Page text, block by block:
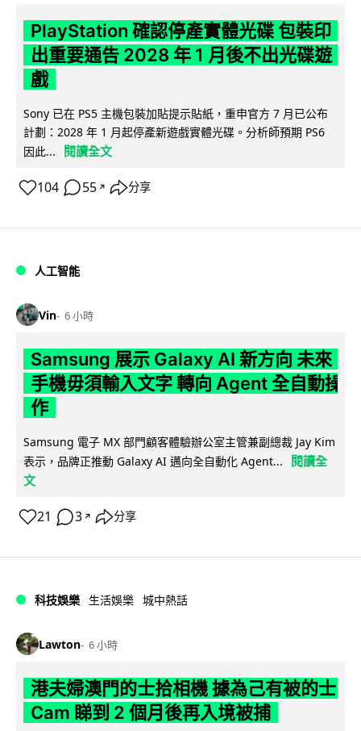
PlayStation 確認停產實體光碟 包裝印
出重要通告 2028 年 1 月後不出光碟遊
戲
Sony 已在 PS5 主機包裝加貼提示貼紙，重申官方 7 月已公布
計劃：2028 年 1 月起停產新遊戲實體光碟。分析師預期 PS6
因此...
閱讀全文
104 55 ↗ 分享
人工智能
Vin 6 小時
Samsung 展示 Galaxy AI 新方向 未來
手機毋須輸入文字 轉向 Agent 全自動操
作
Samsung 電子 MX 部門顧客體驗辦公室主管兼副總裁 Jay Kim
表示，品牌正推動 Galaxy AI 邁向全自動化 Agent...
閱讀全
文
21 3 ↗ 分享
科技娛樂 生活娛樂 城中熱話
Lawton 6 小時
港夫婦澳門的士拾相機 據為己有被的士
Cam 睇到 2 個月後再入境被捕